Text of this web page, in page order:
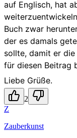
auf Englisch, hat
Buch zwar
der es damals
sollte, damit er
für diesen Beitrag
Liebe Grüße.
2
Z
Zauberkunst